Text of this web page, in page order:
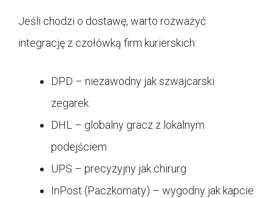
Jeśli chodzi o dostawę, warto rozważyć
integrację z czołówką firm kurierskich:
DPD – niezawodny jak szwajcarski
zegarek
DHL – globalny gracz z lokalnym
podejściem
UPS – precyzyjny jak chirurg
InPost (Paczkomaty) – wygodny jak kapcie